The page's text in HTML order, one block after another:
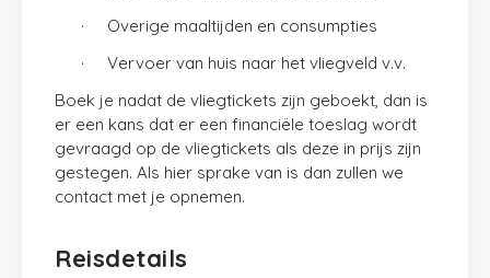
·
Overige maaltijden en consumpties
·
Vervoer van huis naar het vliegveld v.v.
Boek je nadat de vliegtickets zijn geboekt, dan is
er een kans dat er een financiële toeslag wordt
gevraagd op de vliegtickets als deze in prijs zijn
gestegen. Als hier sprake van is dan zullen we
contact met je opnemen.
Reisdetails